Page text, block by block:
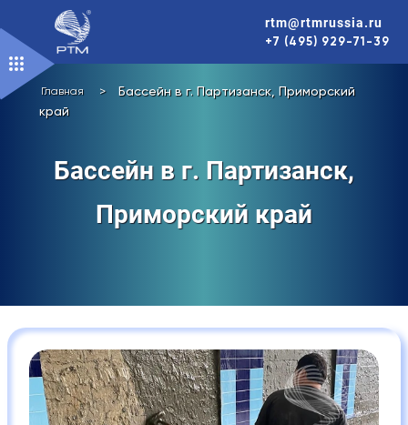
к
содержимому
rtm@rtmrussia.ru
+7 (495) 929-71-39
Главная >
Бассейн в г. Партизанск, Приморский
край
Бассейн в г. Партизанск,
Приморский край